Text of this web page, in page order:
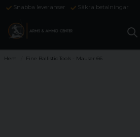
Snabba leveranser Säkra betalningar
Hem Fine Ballistic Tools - Mauser 66